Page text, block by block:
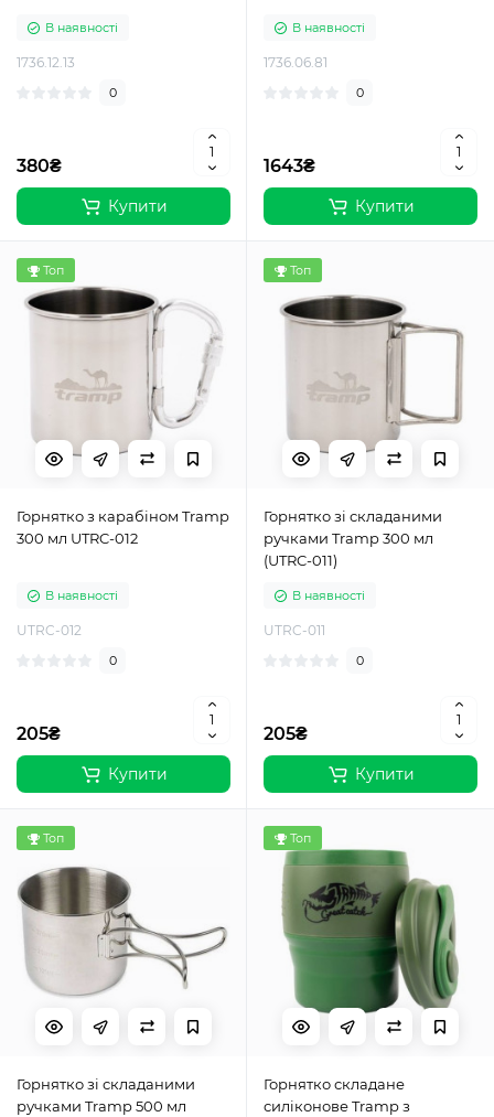
В наявності
1736.12.13
0
380₴
Купити
В наявності
1736.06.81
0
1643₴
Купити
Топ
Горнятко з карабіном Tramp
300 мл UTRC-012
В наявності
UTRC-012
0
205₴
Купити
Топ
Горнятко зі складаними
ручками Tramp 300 мл
(UTRC-011)
В наявності
UTRC-011
0
205₴
Купити
Топ
Горнятко зі складаними
ручками Tramp 500 мл
Топ
Горнятко складане
силіконове Tramp з